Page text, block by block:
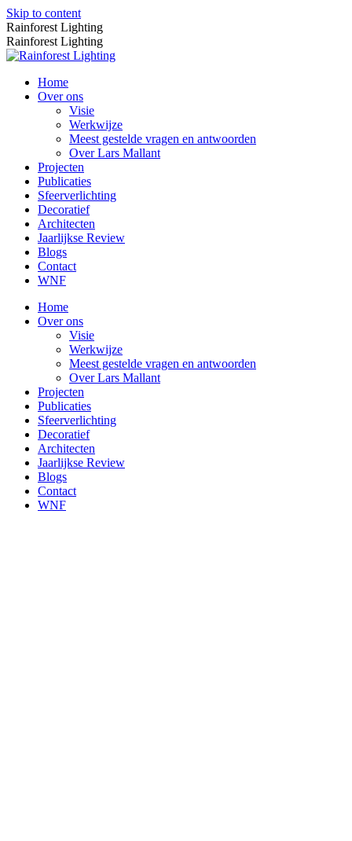
Skip to content
Rainforest Lighting
Rainforest Lighting
Home
Over ons
Visie
Werkwijze
Meest gestelde vragen en antwoorden
Over Lars Mallant
Projecten
Publicaties
Sfeerverlichting
Decoratief
Architecten
Jaarlijkse Review
Blogs
Contact
WNF
Home
Over ons
Visie
Werkwijze
Meest gestelde vragen en antwoorden
Over Lars Mallant
Projecten
Publicaties
Sfeerverlichting
Decoratief
Architecten
Jaarlijkse Review
Blogs
Contact
WNF